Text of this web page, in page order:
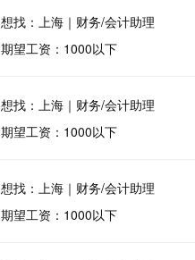
想找：上海｜财务/会计助理
期望工资：1000以下
想找：上海｜财务/会计助理
期望工资：1000以下
想找：上海｜财务/会计助理
期望工资：1000以下